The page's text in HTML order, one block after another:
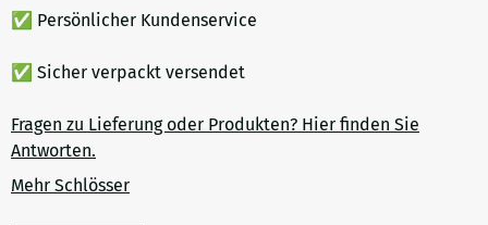
✅ Persönlicher Kundenservice
✅ Sicher verpackt versendet
Fragen zu Lieferung oder Produkten? Hier finden Sie
Antworten.
Mehr Schlösser